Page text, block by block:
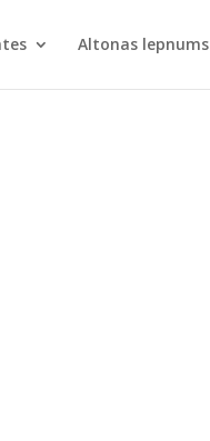
Altonas lepnums